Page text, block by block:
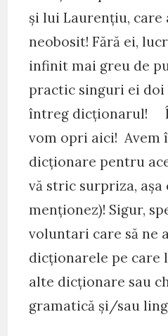
și lui Laurențiu, care
neobosit! Fără ei,
infinit mai greu de
practic singuri ei
întreg dicționarul!
vom opri aici! Avem
dicționare pentru
vă stric surpriza, așa
menționez)! Sigur,
voluntari care să ne
dicționarele pe care
alte dicționare sau
gramatică și/sau